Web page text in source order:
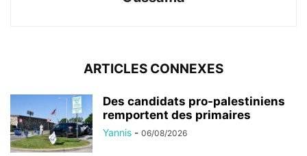
ARTICLES CONNEXES
Des candidats pro-palestiniens
remportent des primaires
Yannis - 06/08/2026